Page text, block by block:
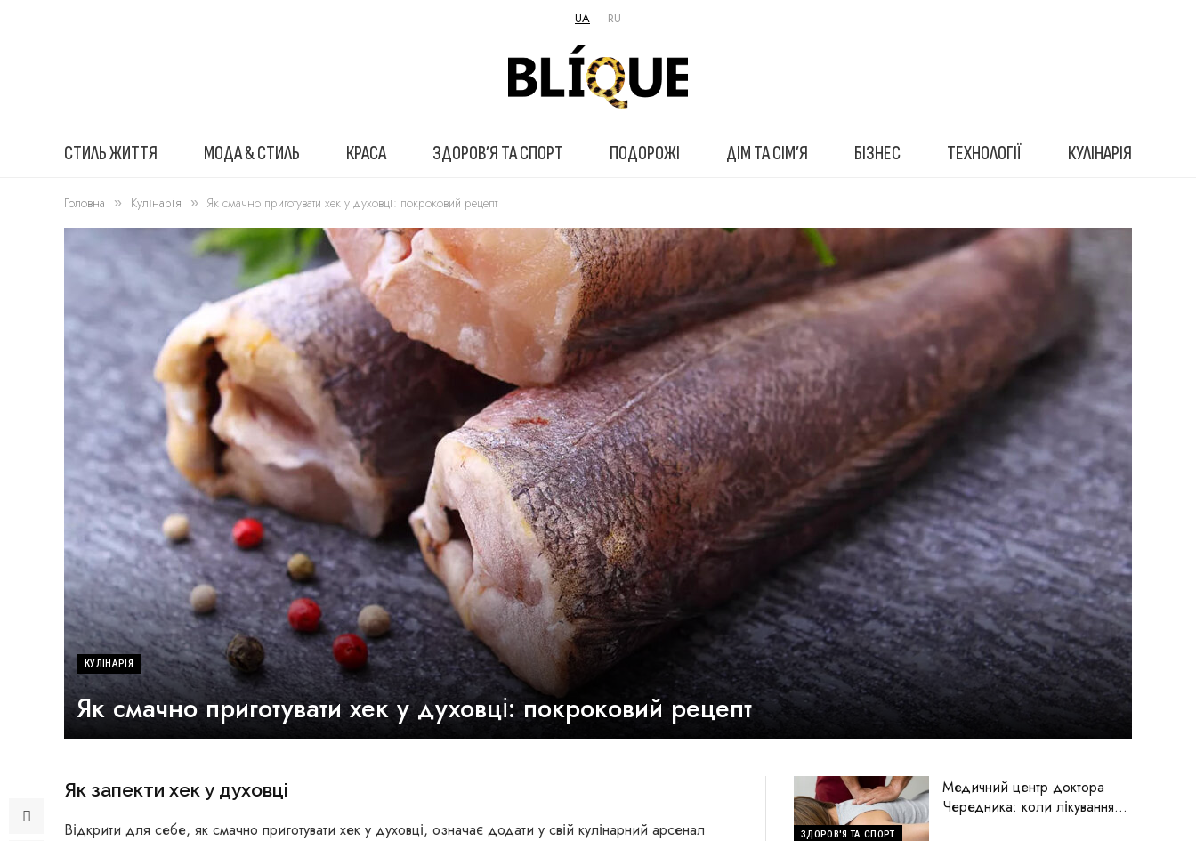
UA RU
СТИЛЬ ЖИТТЯ МОДА & СТИЛЬ КРАСА ЗДОРОВ’Я ТА СПОРТ ПОДОРОЖІ ДІМ ТА СІМ’Я БІЗНЕС ТЕХНОЛОГІЇ КУЛІНАРІЯ
Головна » Кулінарія » Як смачно приготувати хек у духовці: покроковий рецепт
КУЛІНАРІЯ
Як смачно приготувати хек у духовці: покроковий рецепт
Як запекти хек у духовці
Відкрити для себе, як смачно приготувати хек у духовці, означає додати у свій кулінарний арсенал
ЗДОРОВ'Я ТА СПОРТ
Медичний центр доктора
Чередника: коли лікування